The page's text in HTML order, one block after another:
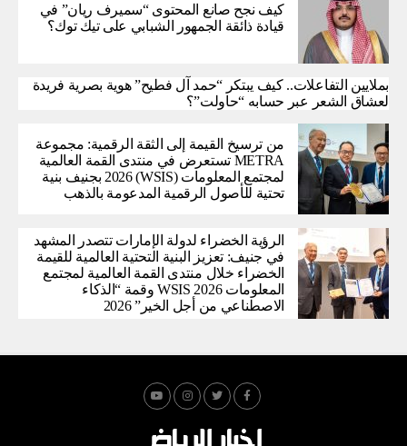
كيف نجح صانع المحتوى “سميرف ريان” في
قيادة ذائقة الجمهور الشبابي على تيك توك؟
بملايين التفاعلات.. كيف يبتكر “حمد آل فطيح” هوية بصرية فريدة
لعشاق الشعر عبر حسابه “حاولت”؟
من ترسيخ القيمة إلى الثقة الرقمية: مجموعة
METRA تستعرض في منتدى القمة العالمية
لمجتمع المعلومات (WSIS) 2026 بجنيف بنية
تحتية للأصول الرقمية المدعومة بالذهب
الرؤية الخضراء لدولة الإمارات تتصدر المشهد
في جنيف: تعزيز البنية التحتية العالمية للقيمة
الخضراء خلال منتدى القمة العالمية لمجتمع
المعلومات WSIS 2026 وقمة “الذكاء
الاصطناعي من أجل الخير” 2026